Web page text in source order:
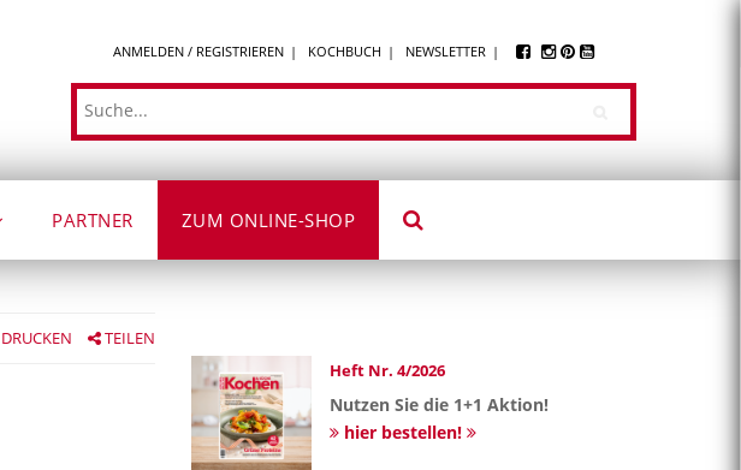
ANMELDEN / REGISTRIEREN KOCHBUCH NEWSLETTER
Suche
PARTNER ZUM ONLINE-SHOP
DRUCKEN TEILEN
Heft Nr. 4/2026
Nutzen Sie die 1+1 Aktion!
hier bestellen!